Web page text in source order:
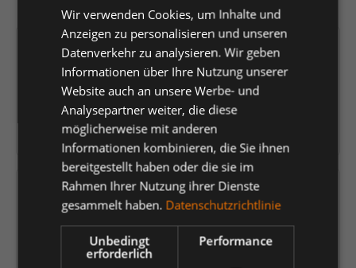
Hersteller:
Louis Steitz Secura
GmbH + Co. KG
Artikelnummer:
147685
4044348387931
Herstellernummer: Z25800UW37P
Versandfertig in 11 Tagen, Lieferzeit 1-3 Tage
21,77 €*
Wir verwenden Cookies, um Inhalte und
Anzeigen zu personalisieren und unseren
Datenverkehr zu analysieren. Wir geben
Informationen über Ihre Nutzung unserer
Website auch an unsere Werbe- und
Analysepartner weiter, die diese
möglicherweise mit anderen
Informationen kombinieren, die Sie ihnen
bereitgestellt haben oder die sie im
Rahmen Ihrer Nutzung ihrer Dienste
gesammelt haben. Datenschutzrichtlinie
Unbedingt
erforderlich
Performance